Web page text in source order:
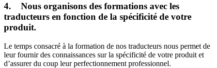
4. Nous organisons des formations avec les
traducteurs en fonction de la spécificité de votre
produit.
Le temps consacré à la formation de nos traducteurs nous permet de
leur fournir des connaissances sur la spécificité de votre produit et
d’assurer du coup leur perfectionnement professionnel.